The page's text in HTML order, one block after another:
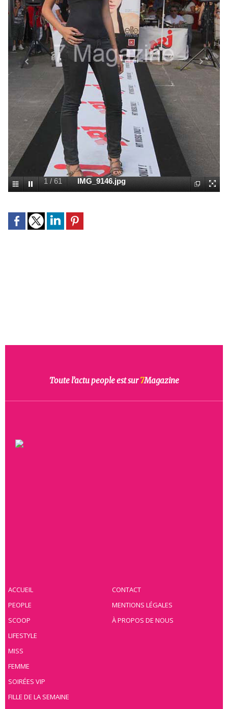
1 /61 IMG_9146.jpg
Toute l’actu people est sur7Magazine
ACCUEIL
PEOPLE
SCOOP
LIFESTYLE
MISS
FEMME
SOIRÉES VIP
FILLE DE LA SEMAINE
CONTACT
MENTIONS LÉGALES
À PROPOS DE NOUS